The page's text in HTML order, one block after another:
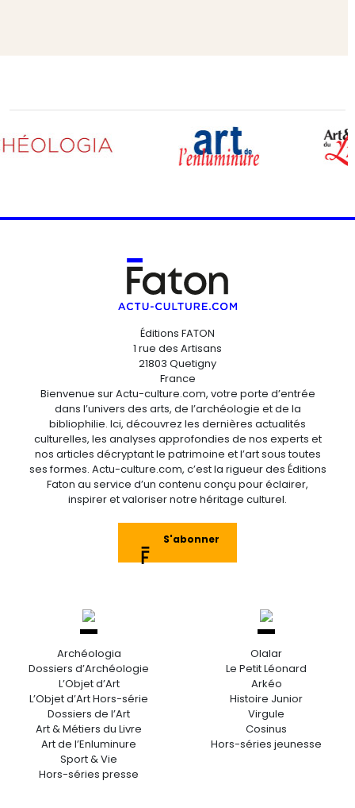
Éditions FATON
1 rue des Artisans
21803 Quetigny
France
Bienvenue sur Actu-culture.com, votre porte d’entrée
dans l’univers des arts, de l’archéologie et de la
bibliophilie. Ici, découvrez les dernières actualités
culturelles, les analyses approfondies de nos experts et
nos articles décryptant le patrimoine et l’art sous toutes
ses formes. Actu-culture.com, c’est la rigueur des Éditions
Faton au service d’un contenu conçu pour éclairer,
inspirer et valoriser notre héritage culturel.
S'abonner
Archéologia
Dossiers d’Archéologie
L’Objet d’Art
L’Objet d’Art Hors-série
Dossiers de l’Art
Art & Métiers du Livre
Art de l’Enluminure
Sport & Vie
Hors-séries presse
Olalar
Le Petit Léonard
Arkéo
Histoire Junior
Virgule
Cosinus
Hors-séries jeunesse